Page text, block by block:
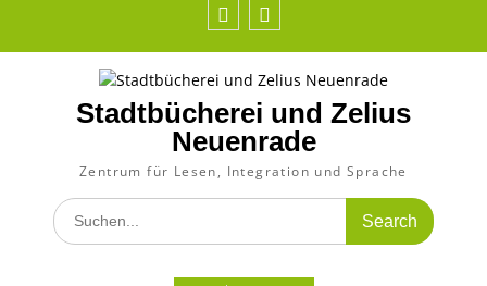
Stadtbücherei und Zelius
Neuenrade
Zentrum für Lesen, Integration und Sprache
Search
for: